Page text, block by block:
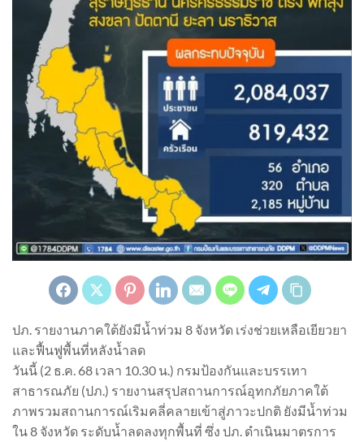
ปภ. รายงานภาคใต้ยังมีน้ำท่วม 8 จังหวัด เร่งช่วยเหลือเยียวยา
และฟื้นฟูพื้นที่หลังน้ำลด
วันนี้ (2 ธ.ค. 68 เวลา 10.30 น.) กรมป้องกันและบรรเทา
สาธารณภัย (ปภ.) รายงานสรุปสถานการณ์อุทกภัยภาคใต้
ภาพรวมสถานการณ์เริมคลี่คลายเข้าสู่ภาวะปกติ ยังมีน้ำท่วม
ใน 8 จังหวัด ระดับน้ำลดลงทุกพื้นที่ ซึ่ง ปภ. ดำเนินมาตรการ